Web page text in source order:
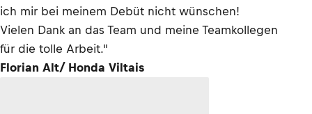
ich mir bei meinem Debüt nicht wünschen!
Vielen Dank an das Team und meine Teamkollegen
für die tolle Arbeit."
Florian Alt/ Honda Viltais